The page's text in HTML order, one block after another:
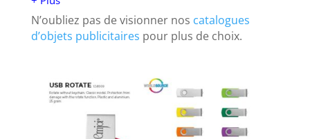
N’oubliez pas de visionner nos catalogues
d’objets publicitaires pour plus de choix.